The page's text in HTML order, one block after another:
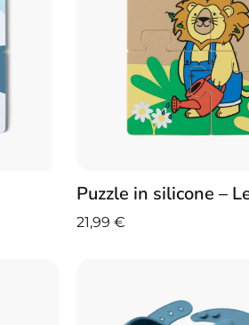
Puzzle in silicone –
21,99€